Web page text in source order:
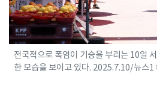
전국적으로 폭염이 기승을 부리는 10일
한 모습을 보이고 있다. 2025.7.10/뉴스